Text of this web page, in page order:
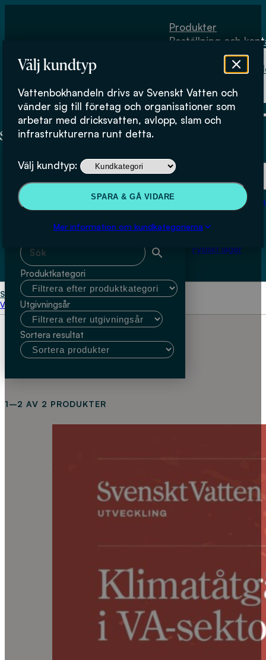
Välj kundtyp
Vattenbokhandeln drivs av Svenskt Vatten och
vänder sig till företag och organisationer som
arbetar med dricksvatten, avlopp, slam och
infrastrukturerna runt detta.
Välj kundtyp:
SPARA & GÅ VIDARE
Mer information om kundkategorierna
Produkter
Beställning och
Fysiskt lager
Beställning och kontakt
Om
Köpvillkor
Fysiskt lager
Start miljö
Välj kundtyp
miljö
Sök & filtrera
Sök med fritext
Produktkategori
Utgivningsår
Sortera resultat
1–2 AV 2 PRODUKTER